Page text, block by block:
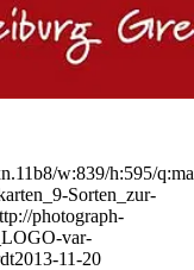
w:839/h:595/
Sorten_zur-
photograph-
var-
2013-11-20